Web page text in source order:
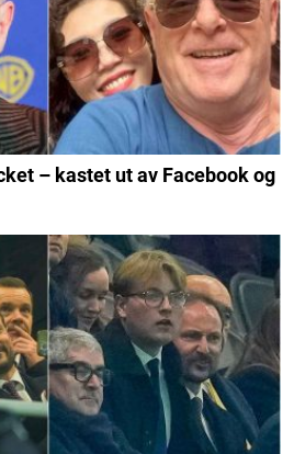
– kastet ut av Facebook og